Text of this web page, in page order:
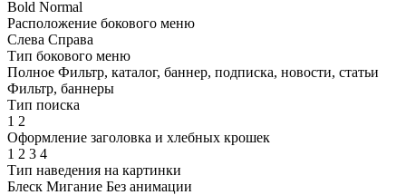
Bold Normal
Расположение бокового меню
Слева Справа
Тип бокового меню
Полное Фильтр, каталог, баннер, подписка, новости, статьи
Фильтр, баннеры
Тип поиска
1 2
Оформление заголовка и хлебных крошек
1 2 3 4
Тип наведения на картинки
Блеск Мигание Без анимации